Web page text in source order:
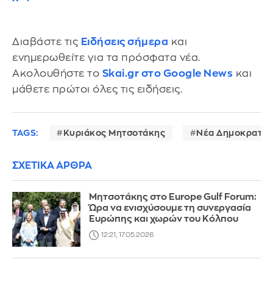
Διαβάστε τις Ειδήσεις σήμερα και
ενημερωθείτε για τα πρόσφατα νέα.
Ακολουθήστε το Skai.gr στο Google News και
μάθετε πρώτοι όλες τις ειδήσεις.
TAGS: Κυριάκος Μητσοτάκης Νέα Δημοκρατία
ΣΧΕΤΙΚΑ ΑΡΘΡΑ
Μητσοτάκης στο Europe Gulf Forum:
Ώρα να ενισχύσουμε τη συνεργασία
Ευρώπης και χωρών του Κόλπου
12:21, 17.05.2026